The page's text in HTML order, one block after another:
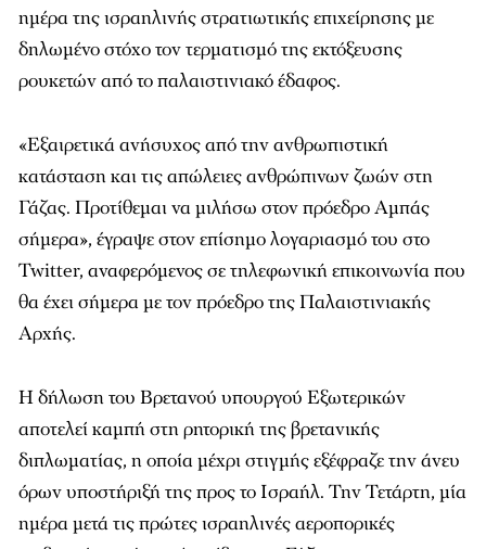
ημέρα της ισραηλινής στρατιωτικής επιχείρησης με
δηλωμένο στόχο τον τερματισμό της εκτόξευσης
ρουκετών από το παλαιστινιακό έδαφος.
«Εξαιρετικά ανήσυχος από την ανθρωπιστική
κατάσταση και τις απώλειες ανθρώπινων ζωών στη
Γάζας. Προτίθεμαι να μιλήσω στον πρόεδρο Αμπάς
σήμερα», έγραψε στον επίσημο λογαριασμό του στο
Twitter, αναφερόμενος σε τηλεφωνική επικοινωνία που
θα έχει σήμερα με τον πρόεδρο της Παλαιστινιακής
Αρχής.
Η δήλωση του Βρετανού υπουργού Εξωτερικών
αποτελεί καμπή στη ρητορική της βρετανικής
διπλωματίας, η οποία μέχρι στιγμής εξέφραζε την άνευ
όρων υποστήριξή της προς το Ισραήλ. Την Τετάρτη, μία
ημέρα μετά τις πρώτες ισραηλινές αεροπορικές